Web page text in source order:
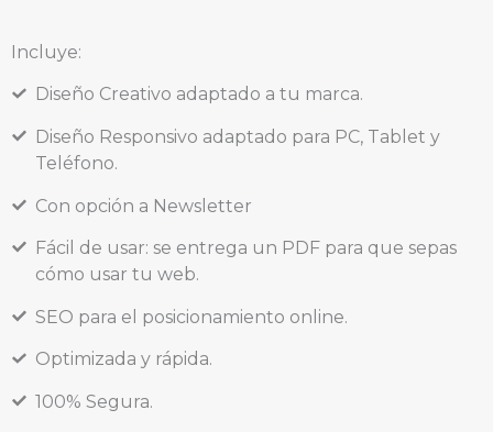
Incluye:
Diseño Creativo adaptado a tu marca.
Diseño Responsivo adaptado para PC, Tablet y
Teléfono.
Con opción a Newsletter
Fácil de usar: se entrega un PDF para que sepas
cómo usar tu web.
SEO para el posicionamiento online.
Optimizada y rápida.
100% Segura.